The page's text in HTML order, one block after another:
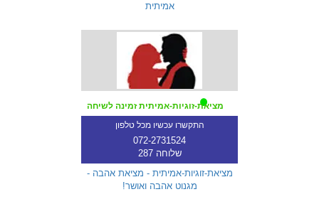
אמיתית
מציאת-זוגיות-אמיתית זמינה לשיחה
התקשרו עכשיו מכל טלפון
072-2731524
שלוחה 287
מציאת-זוגיות-אמיתית - מציאת אהבה -
מגנוט אהבה ואושר!